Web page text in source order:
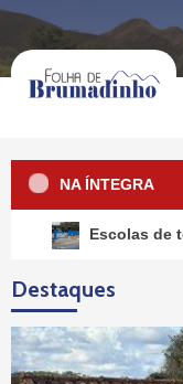
Skip
content
NA ÍNTEGRA
Escolas de todo o
Destaques